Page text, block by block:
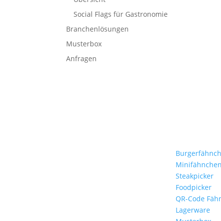
Social Flags für Gastronomie
Branchenlösungen
Musterbox
Anfragen
Minifähnchen
Steakpicker
Foodpicker
QR-Code
Lagerware